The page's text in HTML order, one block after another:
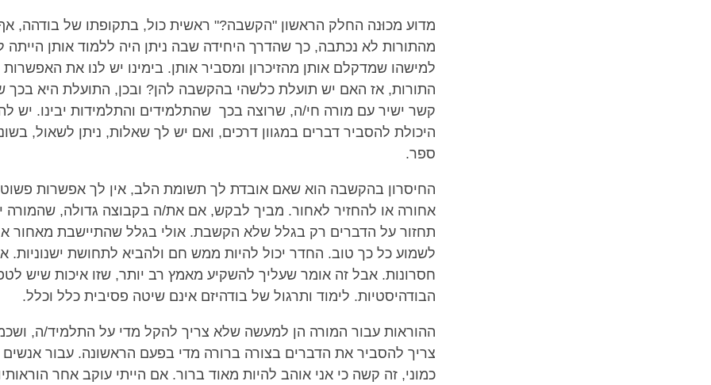
מדוע מכוּנה החלק הראשון "הקשבה?" ראשית כול, בתקופתו של בודהה,
מהתורות לא נכתבה, כך שהדרך היחידה שבה ניתן היה ללמוד אותן הייתה
למישהו שמדקלם אותן מהזיכרון ומסביר אותן. בימינו יש לנו את
התורות, אז האם יש תועלת כלשהי בהקשבה להן? ובכן, התועלת היא בכך
קשר ישיר עם מורה חי/ה, שרוצה בכך שהתלמידים והתלמידות יבינו. יש
היכולת להסביר דברים במגוון דרכים, ואם יש לך שאלות, ניתן לשאול,
ספר.
החיסרון בהקשבה הוא שאם אובדת לך תשומת הלב, אין לך אפשרות
אחורה או להחזיר לאחור. מביך לבקש, אם את/ה בקבוצה גדולה, שהמורה
תחזור על הדברים רק בגלל שלא הקשבת. אולי בגלל שהתיישבת מאחור
לשמוע כל כך טוב. החדר יכול להיות ממש חם ולהביא לתחושת ישנוניות.
חסרונות. אבל זה אומר שעליך להשקיע מאמץ רב יותר, שזו איכות שיש
הבודהיסטיות. לימוד ותרגול של בודהיזם אינם שיטה פסיבית כלל וכלל.
ההוראות עבור המורה הן למעשה שלא צריך להקל מדי על התלמיד/ה,
צריך להסביר את הדברים בצורה ברורה מדי בפעם הראשונה. עבור אנשים
כמוני, זה קשה כי אני אוהב להיות מאוד ברור. אם הייתי עוקב אחר